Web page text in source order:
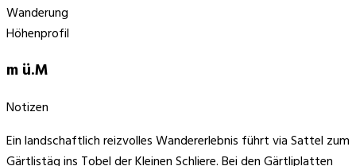
Wanderung
Höhenprofil
m ü.M
Notizen
Ein landschaftlich reizvolles Wandererlebnis führt via Sattel zum